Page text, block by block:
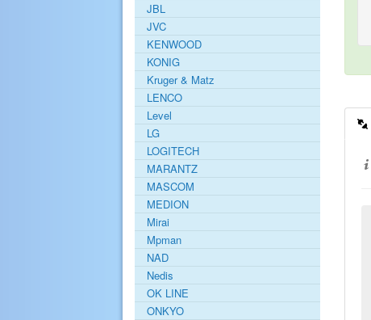
JBL
JVC
KENWOOD
KONIG
Kruger & Matz
LENCO
Level
LG
LOGITECH
MARANTZ
MASCOM
MEDION
Mirai
Mpman
NAD
Nedis
OK LINE
ONKYO